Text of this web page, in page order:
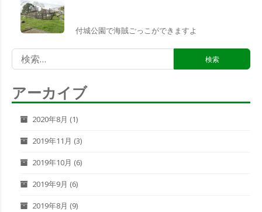
付城公園で海賊ごっこができますよ
索:
アーカイブ
2020年8月 (1)
2019年11月 (3)
2019年10月 (6)
2019年9月 (6)
2019年8月 (9)